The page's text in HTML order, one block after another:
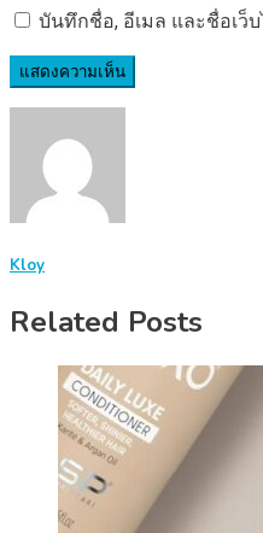
บันทึกชื่อ, อีเมล และชื่อเว็
Kloy
Related Posts